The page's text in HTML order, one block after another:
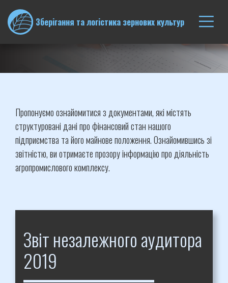
content
Зберігання та логістика зернових культур
Пропонуємо ознайомитися з документами, які містять
структуровані дані про фінансовий стан нашого
підприємства та його майнове положення. Ознайомившись зі
звітністю, ви отримаєте прозору інформацію про діяльність
агропромислового комплексу.
Звіт незалежного аудитора
2019